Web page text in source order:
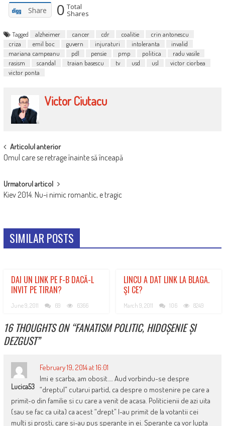
Share 0 Total
Shares
Tagged alzheimer cancer cdr coalitie
crin antonescu
criza
emil boc guvern injuraturi intoleranta
invalid
mariana campeanu
pdl pensie pmp politica
radu vasile
rasism
scandal traian basescu tv usd usl
victor ciorbea
victor ponta
Victor Ciutacu
POST
NAVIGATION
Articolul anterior
Omul care se retrage înainte să înceapă
Urmatorul articol
Kiev 2014. Nu-i nimic romantic, e tragic
SIMILAR POSTS
DAI UN LINK PE F-B DACĂ-L
INVIT PE TIRAN?
June 9, 2011 69 6366
LINCU A DAT LINK LA BLAGA.
ŞI CE?
March 9, 2011 106 8249
16 THOUGHTS ON “FANATISM POLITIC, HIDOȘENIE ȘI
DEZGUST”
Lucica53
February 19, 2014 at 16:01
Imi e scarba, am obosit…. Aud vorbindu-se despre
“dreptul” cutarui partid, ca despre o mostenire pe care a
primit-o din familie si cu care a venit de acasa. Politicienii de azi uita
(sau se fac ca uita) ca acest “drept” l-au primit de la votantii cei
multi si prosti, care si-au pus sperante in ei. Sperante ca vor lupta